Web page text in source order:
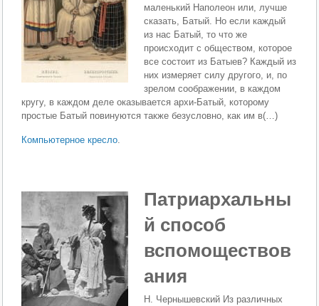
маленький Наполеон или, лучше
сказать, Батый. Но если каждый
из нас Батый, то что же
происходит с обществом, кото­рое
все состоит из Батыев? Каждый из
них измеряет силу другого, и, по
зрелом соображении, в каждом
кругу, в каждом деле оказывается архи-Батый, которому
простые Батый повинуются также безуслов­но, как им в(…)
Компьютерное кресло.
Патриархальны
й способ
вспомоществов
ания
Н. Чернышевский Из различных